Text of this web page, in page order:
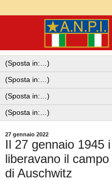
27 gennaio 2022
Il 27 gennaio 1945
liberavano il
di Auschwitz